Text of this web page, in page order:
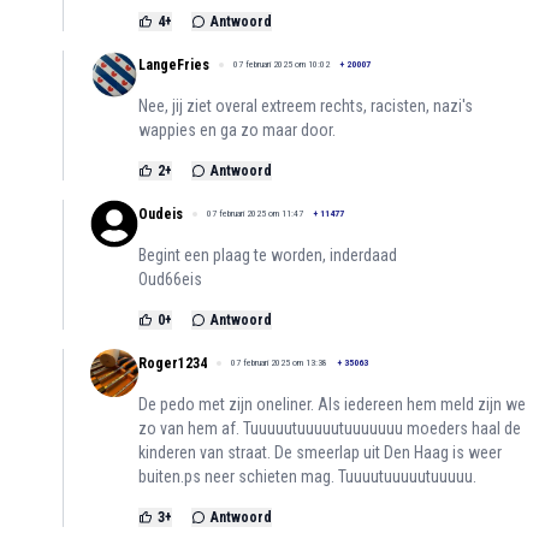
4+ Antwoord
LangeFries 07 februari 2025 om 10:02 + 20007
Nee, jij ziet overal extreem rechts, racisten, nazi's
wappies en ga zo maar door.
2+ Antwoord
Oudeis 07 februari 2025 om 11:47 + 11477
Begint een plaag te worden, inderdaad
Oud66eis
0+ Antwoord
Roger1234 07 februari 2025 om 13:38 + 35063
De pedo met zijn oneliner. Als iedereen hem meld zijn we
zo van hem af. Tuuuuutuuuuutuuuuuuu moeders haal de
kinderen van straat. De smeerlap uit Den Haag is weer
buiten.ps neer schieten mag. Tuuuutuuuuutuuuuu.
3+ Antwoord